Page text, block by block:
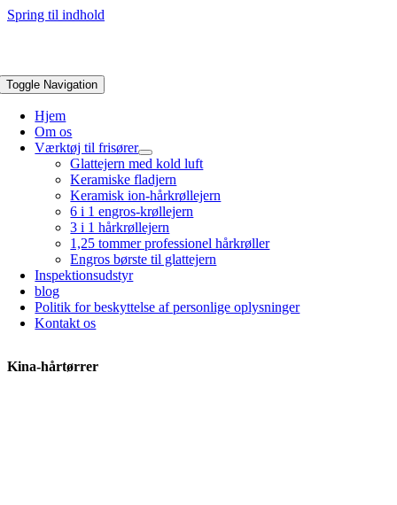
Spring til indhold
Toggle Navigation
Hjem
Om os
Værktøj til frisører
Glattejern med kold luft
Keramiske fladjern
Keramisk ion-hårkrøllejern
6 i 1 engros-krøllejern
3 i 1 hårkrøllejern
1,25 tommer professionel hårkrøller
Engros børste til glattejern
Inspektionsudstyr
blog
Politik for beskyttelse af personlige oplysninger
Kontakt os
Kina-hårtørrer